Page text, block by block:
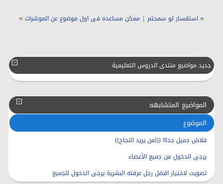
« استفسار لو سمحتم | ممكن مساعده فى اول موضوع عن الموشرات »
جديد مواضيع منتدى الدروس التعليمية
المواضيع المتشابهه
الموضوع
فلاش جميل جدااا ((لمن يريد النجاح))
يرجى الدخول من جميع الأعضاء
تصويت لاختيار افضل رجل عرفته البشرية يرجى الدخول للجميع